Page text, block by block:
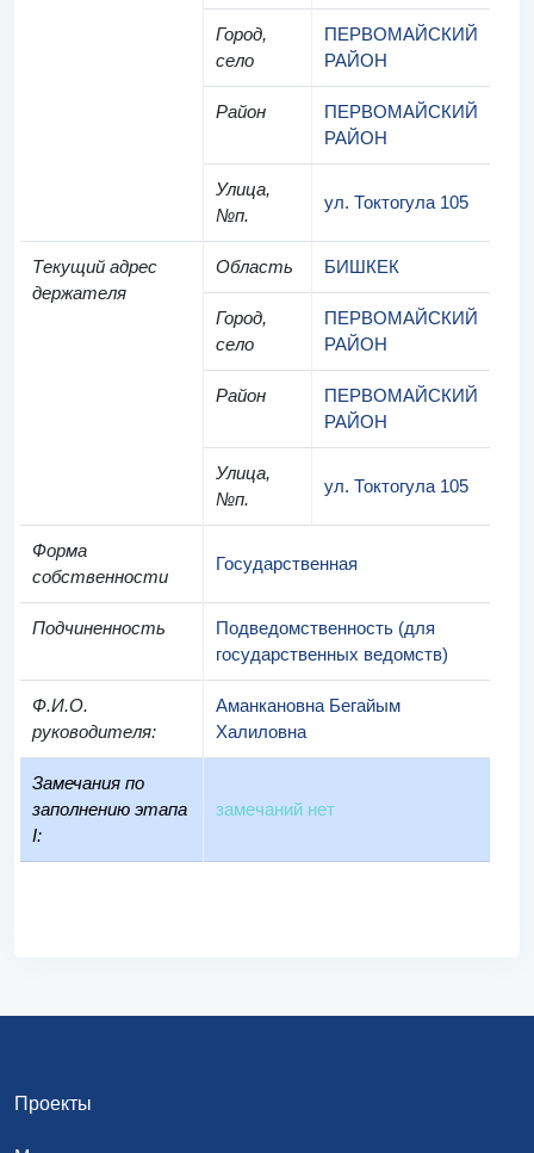
Город,
село
ПЕРВОМАЙСКИЙ
РАЙОН
Район
ПЕРВОМАЙСКИЙ
РАЙОН
Улица,
№п.
ул. Токтогула 105
Текущий адрес
держателя
Область БИШКЕК
Город,
село
ПЕРВОМАЙСКИЙ
РАЙОН
Район
ПЕРВОМАЙСКИЙ
РАЙОН
Улица,
№п.
ул. Токтогула 105
Форма
собственности
Государственная
Подчиненность
Подведомственность (для
государственных ведомств)
Ф.И.О.
руководителя:
Аманкановна Бегайым
Халиловна
Замечания по
заполнению этапа
I:
замечаний нет
Проекты